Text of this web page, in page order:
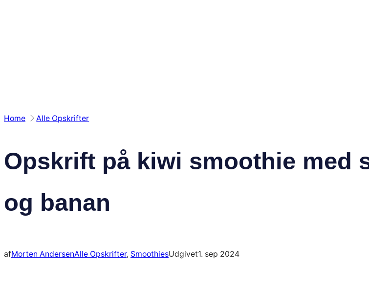
Home Alle Opskrifter
Opskrift på kiwi smoothie med
og banan
afMorten AndersenAlle Opskrifter, SmoothiesUdgivet1. sep 2024